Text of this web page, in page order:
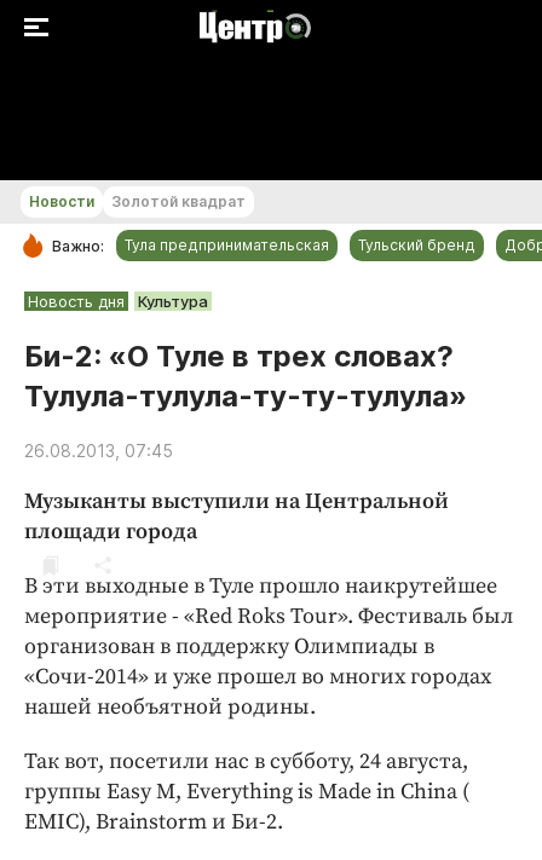
РУБРИКИ
Общество
Происшествия
Спорт
Тула предпринимательская
Голодный шпион
Новости Золотой квадрат
Важно: Тула предпринимательская Тульский бренд
Новость дня Культура
Би-2: «О Туле в трех словах?
Тулула-тулула-ту-ту-тулула»
26.08.2013, 07:45
Музыканты выступили на Центральной
площади города
В эти выходные в Туле прошло наикрутейшее
мероприятие - «Red Roks Tour». Фестиваль был
организован в поддержку Олимпиады в
«Сочи-2014» и уже прошел во многих городах
нашей необъятной родины.
Так вот, посетили нас в субботу, 24 августа,
группы Easy M, Everything is Made in China (
EMIC), Brainstorm и Би-2.